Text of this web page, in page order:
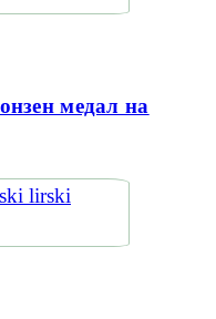
медал на